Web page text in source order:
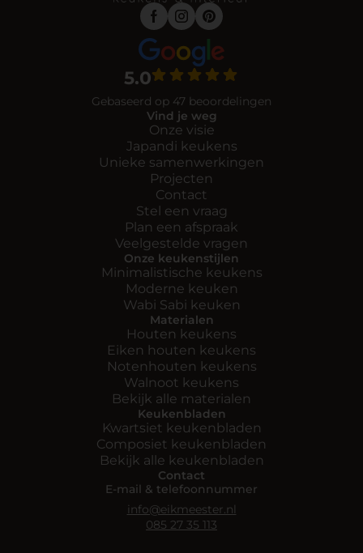
5.0
Gebaseerd op 47 beoordelingen
Vind je weg
Onze visie
Japandi keukens
Unieke samenwerkingen
Projecten
Contact
Stel een vraag
Plan een afspraak
Veelgestelde vragen
Onze keukenstijlen
Minimalistische keukens
Moderne keuken
Wabi Sabi keuken
Materialen
Houten keukens
Eiken houten keukens
Notenhouten keukens
Walnoot keukens
Bekijk alle materialen
Keukenbladen
Kwartsiet keukenbladen
Composiet keukenbladen
Bekijk alle keukenbladen
Contact
E-mail & telefoonnummer
info@eikmeester.nl
085 27 35 113